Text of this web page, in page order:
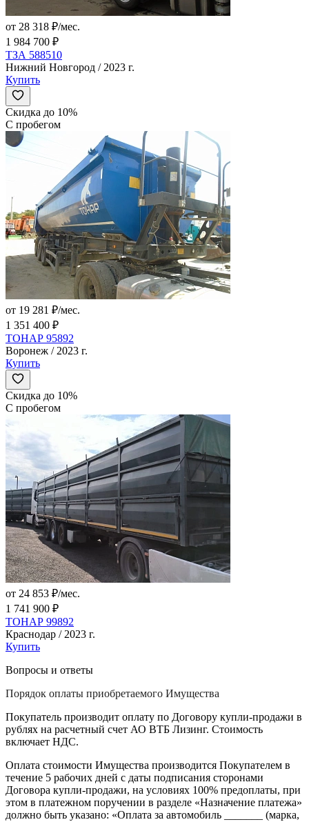
от 28 318 ₽/мес.
1 984 700 ₽
ТЗА 588510
Нижний Новгород / 2023 г.
Купить
Скидка до 10%
С пробегом
от 19 281 ₽/мес.
1 351 400 ₽
ТОНАР 95892
Воронеж / 2023 г.
Купить
Скидка до 10%
С пробегом
от 24 853 ₽/мес.
1 741 900 ₽
ТОНАР 99892
Краснодар / 2023 г.
Купить
Вопросы и ответы
Порядок оплаты приобретаемого Имущества
Покупатель производит оплату по Договору купли-продажи в
рублях на расчетный счет АО ВТБ Лизинг. Стоимость
включает НДС.
Оплата стоимости Имущества производится Покупателем в
течение 5 рабочих дней с даты подписания сторонами
Договора купли-продажи, на условиях 100% предоплаты, при
этом в платежном поручении в разделе «Назначение платежа»
должно быть указано: «Оплата за автомобиль _______ (марка,